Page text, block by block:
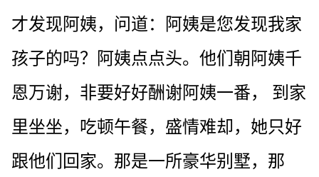
才发现阿姨，问道：阿姨是您发现我家
孩子的吗？阿姨点点头。他们朝阿姨千
恩万谢，非要好好酬谢阿姨一番， 到家
里坐坐，吃顿午餐，盛情难却，她只好
跟他们回家。那是一所豪华别墅，那